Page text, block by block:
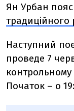
Ян Урбан
традиційного
Наступний
проведе 7
контрольному
Початок – о